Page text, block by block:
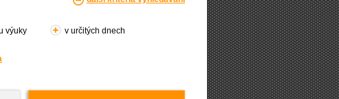
výuky v určitých dnech